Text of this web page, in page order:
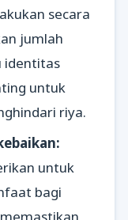
secara
jumlah
identitas
untuk
riya.
untuk
bagi